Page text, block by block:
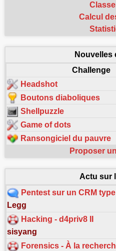
Calcul
Nouvelles
Challenge
Headshot
Boutons diaboliques
Shellpuzzle
Game of dots
Ransongiciel du pauvre
Proposer
Actu sur
Pentest sur un CRM
Legg
Hacking - d4priv8 II
sisyang
Forensics - À la